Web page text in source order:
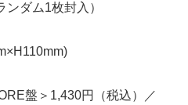
ンダム1枚封入）
盤＞1,430円（税込）／